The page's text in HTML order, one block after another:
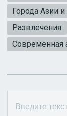
Города Азии
Развлечения
Современная